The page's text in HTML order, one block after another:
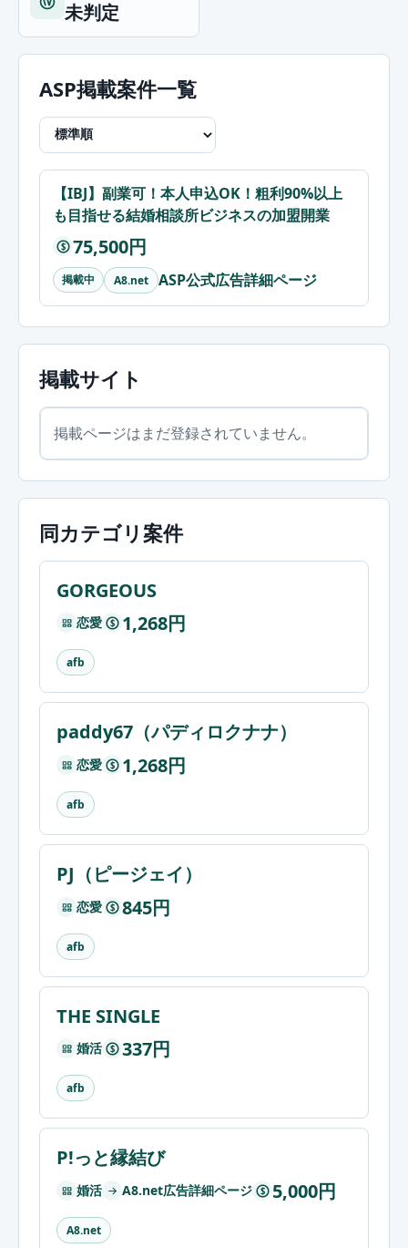
未判定
ASP掲載案件一覧
【IBJ】副業可！本人申込OK！粗利90%以上
も目指せる結婚相談所ビジネスの加盟開業
$ 75,500円
掲載中 A8.net ASP公式広告詳細ページ
掲載サイト
掲載ページはまだ登録されていません。
同カテゴリ案件
GORGEOUS
恋愛 $ 1,268円
afb
paddy67（パディロクナナ）
恋愛 $ 1,268円
afb
PJ（ピージェイ）
恋愛 $ 845円
afb
THE SINGLE
婚活 $ 337円
afb
P!っと縁結び
婚活 A8.net広告詳細ページ $ 5,000円
A8.net